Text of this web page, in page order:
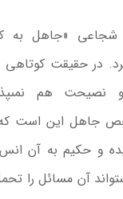
شجاعی «جاهل به
در حقیقت
نصیحت هم
جاهل این است
و حكیم به آن
آن مسائل را